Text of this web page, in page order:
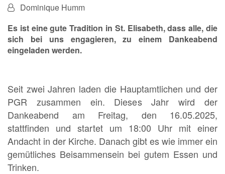
Von:Dominique Humm
Es ist eine gute Tradition in St. Elisabeth, dass alle, die
sich bei uns engagieren, zu einem Dankeabend
eingeladen werden.
Seit zwei Jahren laden die Hauptamtlichen und der
PGR zusammen ein. Dieses Jahr wird der
Dankeabend am Freitag, den 16.05.2025,
stattfinden und startet um 18:00 Uhr mit einer
Andacht in der Kirche. Danach gibt es wie immer ein
gemütliches Beisammensein bei gutem Essen und
Trinken.